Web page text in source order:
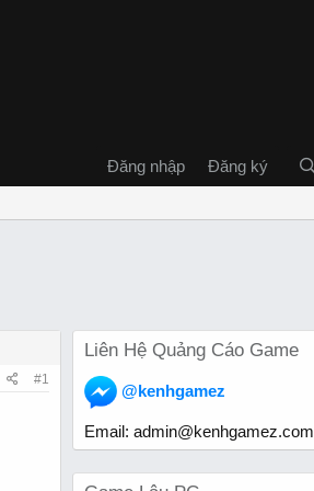
Đăng nhập Đăng ký
#1
Liên Hệ Quảng Cáo Game
@kenhgamez
Email: admin@kenhgamez.com